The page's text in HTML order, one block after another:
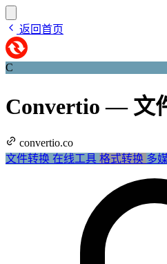
返回首页
C
Convertio — 文
convertio.co
文件转换 在线工具 格式转换 多